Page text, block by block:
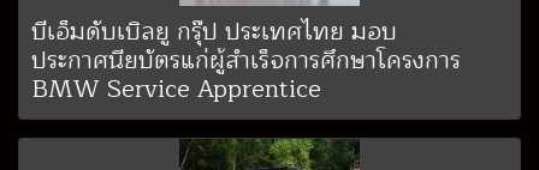
บีเอ็มดับเบิลยู กรุ๊ป ประเทศไทย มอบ
ประกาศนียบัตรแก่ผู้สำเร็จการศึกษาโครงการ
BMW Service Apprentice